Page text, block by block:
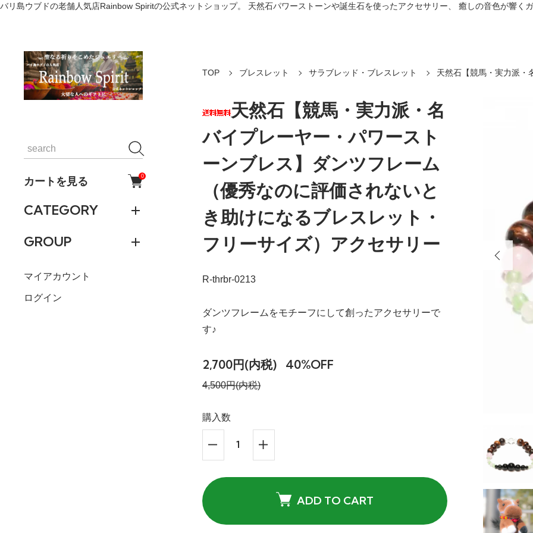
バリ島ウブドの老舗人気店Rainbow Spiritの公式ネットショップ。 天然石パワーストーンや誕生石を使ったアクセサリー、 癒しの音色が響く
カートを見る 0
CATEGORY
GROUP
マイアカウント
ログイン
TOP ブレスレット サラブレッド・ブレスレット 天然石【競馬・実力派・
天然石【競馬・実力派・名
バイプレーヤー・パワースト
ーンブレス】ダンツフレーム
（優秀なのに評価されないと
き助けになるブレスレット・
フリーサイズ）アクセサリー
R-thrbr-0213
ダンツフレームをモチーフにして創ったアクセサリーで
す♪
2,700円(内税) 40%OFF
4,500円(内税)
購入数
ADD TO CART